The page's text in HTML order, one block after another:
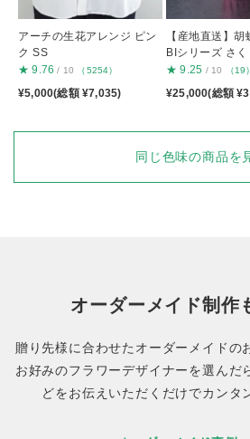
アーチの生花アレンジ ピン
ク SS
★ 9.76 / 10 （5254）
¥5,000(総額 ¥7,035)
【産地直送】
BIシリーズ さく
★ 9.25 / 10 （19）
¥25,000(総額
同じ色味の商品を
オーダーメイド制作
贈り先様に合わせたオーダーメイドの
お好みのフラワーデザイナーを選んだ
どをお伝えいただくだけでカンタ